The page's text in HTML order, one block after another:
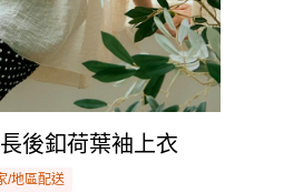
後釦荷葉袖上衣
/地區配送